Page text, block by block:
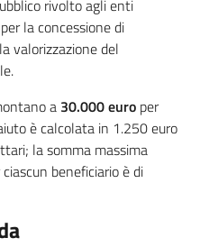
rivolto agli enti
la concessione di
valorizzazione del
a 30.000 euro per
è calcolata in 1.250 euro
la somma massima
beneficiario è di